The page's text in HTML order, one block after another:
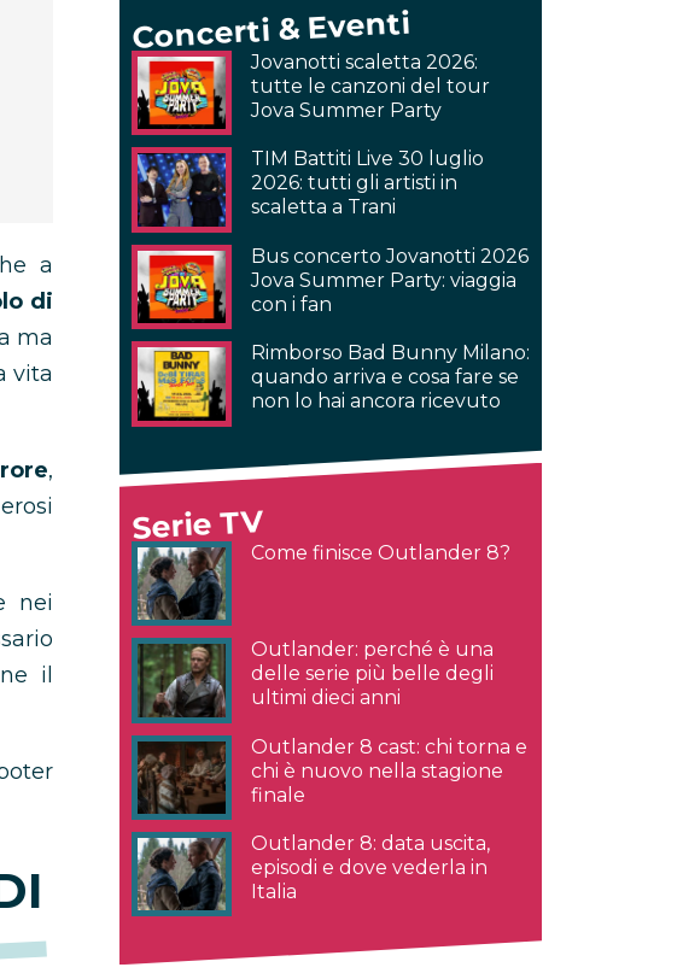
a
di
ma
vita
,
nei
il
Concerti & Eventi
Jovanotti scaletta 2026:
tutte le canzoni del tour
Jova Summer Party
TIM Battiti Live 30 luglio
2026: tutti gli artisti in
scaletta a Trani
Bus concerto Jovanotti 2026
Jova Summer Party: viaggia
con i fan
Rimborso Bad Bunny Milano:
quando arriva e cosa fare se
non lo hai ancora ricevuto
Serie TV
Come finisce Outlander 8?
Outlander: perché è una
delle serie più belle degli
ultimi dieci anni
Outlander 8 cast: chi torna e
chi è nuovo nella stagione
finale
Outlander 8: data uscita,
episodi e dove vederla in
Italia